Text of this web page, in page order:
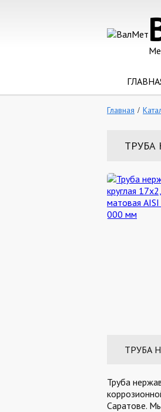
Главная
ТРУБА
ТРУБА
Труба
Саратове.